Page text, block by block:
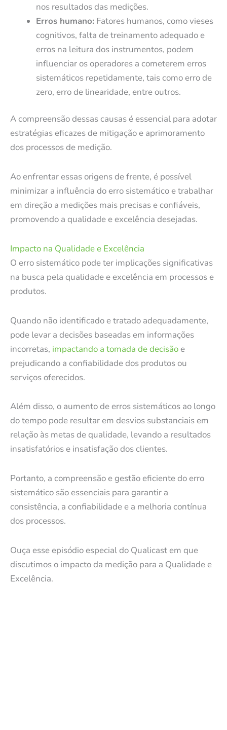
nos resultados das medições.
Erros humano: Fatores humanos, como vieses
cognitivos, falta de treinamento adequado e
erros na leitura dos instrumentos, podem
influenciar os operadores a cometerem erros
sistemáticos repetidamente, tais como erro de
zero, erro de linearidade, entre outros.
A compreensão dessas causas é essencial para adotar
estratégias eficazes de mitigação e aprimoramento
dos processos de medição.
Ao enfrentar essas origens de frente, é possível
minimizar a influência do erro sistemático e trabalhar
em direção a medições mais precisas e confiáveis,
promovendo a qualidade e excelência desejadas.
Impacto na Qualidade e Excelência
O erro sistemático pode ter implicações significativas
na busca pela qualidade e excelência em processos e
produtos.
Quando não identificado e tratado adequadamente,
pode levar a decisões baseadas em informações
incorretas, impactando a tomada de decisão e
prejudicando a confiabilidade dos produtos ou
serviços oferecidos.
Além disso, o aumento de erros sistemáticos ao longo
do tempo pode resultar em desvios substanciais em
relação às metas de qualidade, levando a resultados
insatisfatórios e insatisfação dos clientes.
Portanto, a compreensão e gestão eficiente do erro
sistemático são essenciais para garantir a
consistência, a confiabilidade e a melhoria contínua
dos processos.
Ouça esse episódio especial do Qualicast em que
discutimos o impacto da medição para a Qualidade e
Excelência.